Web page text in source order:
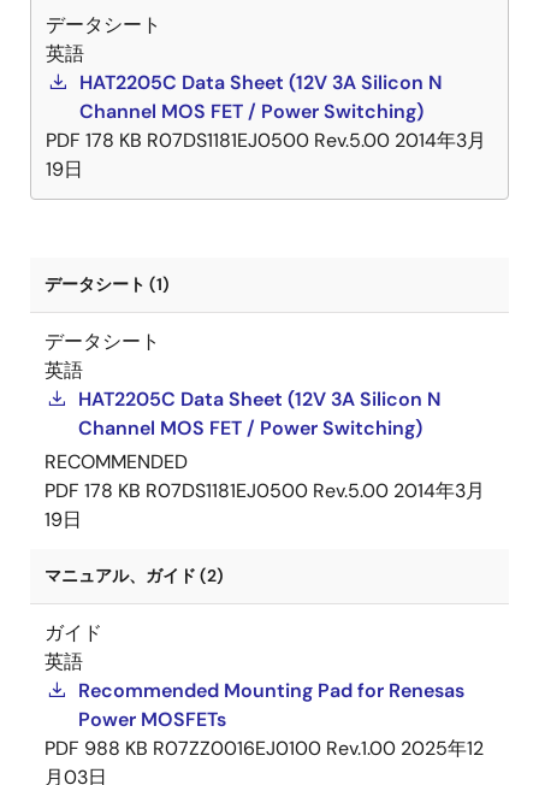
データシート
英語
HAT2205C Data Sheet (12V 3A Silicon N
Channel MOS FET / Power Switching)
PDF 178 KB R07DS1181EJ0500 Rev.5.00 2014年3月
19日
データシート (1)
データシート
英語
HAT2205C Data Sheet (12V 3A Silicon N
Channel MOS FET / Power Switching)
RECOMMENDED
PDF 178 KB R07DS1181EJ0500 Rev.5.00 2014年3月
19日
マニュアル、ガイド (2)
ガイド
英語
Recommended Mounting Pad for Renesas
Power MOSFETs
PDF 988 KB R07ZZ0016EJ0100 Rev.1.00 2025年12
月03日